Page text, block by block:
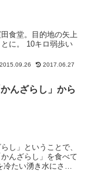
食堂。目的地の矢上
に。 10キロ弱歩い
2017.06.27
んざらし」から
し」ということで、
んざらし」を食べて
たい湧き水にさら